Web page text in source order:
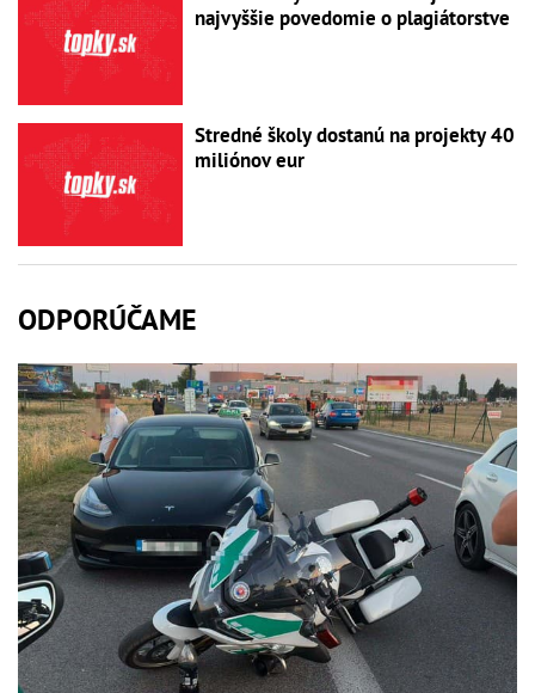
najvyššie povedomie o plagiátorstve
Stredné školy dostanú na projekty 40
miliónov eur
ODPORÚČAME